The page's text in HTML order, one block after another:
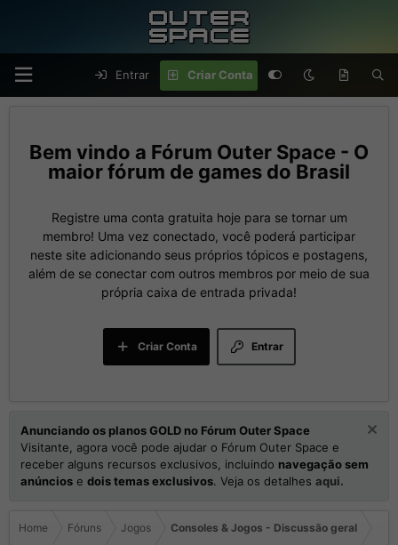
Entrar Criar Conta
Fórum Outer Space - O
maior fórum de games do Brasil
Registre uma conta gratuita hoje para se tornar um
membro! Uma vez conectado, você poderá participar
neste site adicionando seus próprios tópicos e postagens,
além de se conectar com outros membros por meio de sua
própria caixa de entrada privada!
Entrar
Criar Conta
Anunciando os planos GOLD no Fórum Outer Space
Visitante, agora você pode ajudar o Fórum Outer Space e
receber alguns recursos exclusivos, incluindo navegação sem
anúncios e dois temas exclusivos. Veja os detalhes aqui.
Home Fóruns Jogos Consoles & Jogos - Discussão geral